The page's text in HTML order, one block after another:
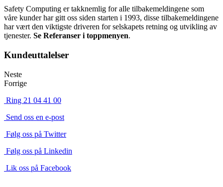
Safety Computing er takknemlig for alle tilbakemeldingene som
våre kunder har gitt oss siden starten i 1993, disse tilbakemeldingene
har vært den viktigste driveren for selskapets retning og utvikling av
tjenester. Se Referanser i toppmenyen.
Kundeuttalelser
Neste
Forrige
Ring 21 04 41 00
Send oss en e-post
Følg oss på Twitter
Følg oss på Linkedin
Lik oss på Facebook